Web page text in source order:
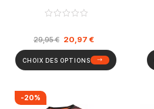
29,95€ 20,97 €
CHOIX DES OPTIONS
-20%